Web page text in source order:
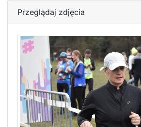
Przeglądaj zdjęcia